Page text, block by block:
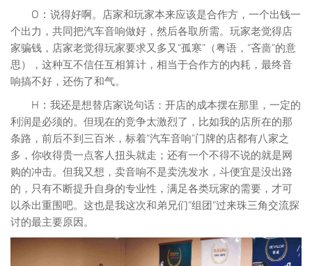
O： 说得好啊。店家和玩家本来应该是合作方，一个出钱一
个出力，共同把汽车音响做好，然后各取所需。玩家老觉得店
家骗钱，店家老觉得玩家要求又多又“孤寒”（粤语，“吝啬”的意
思），这种互不信任互相算计，相当于合作方的内耗，最终音
响搞不好，还伤了和气。
H： 我还是想替店家说句话：开店的成本摆在那里，一定的
利润是必须的。但现在的竞争太激烈了，比如我的店所在的那
条路，前后不到三百米，标着“汽车音响”门牌的店都有八家之
多，你收得贵一点客人扭头就走；还有一个不得不说的就是网
购的冲击。但我又想，卖音响不是卖洗发水，斗便宜是没出路
的，只有不断提升自身的专业性，满足各类玩家的需要，才可
以杀出重围吧。这也是我这次和弟兄们“组团”过来珠三角交流探
讨的最主要原因。